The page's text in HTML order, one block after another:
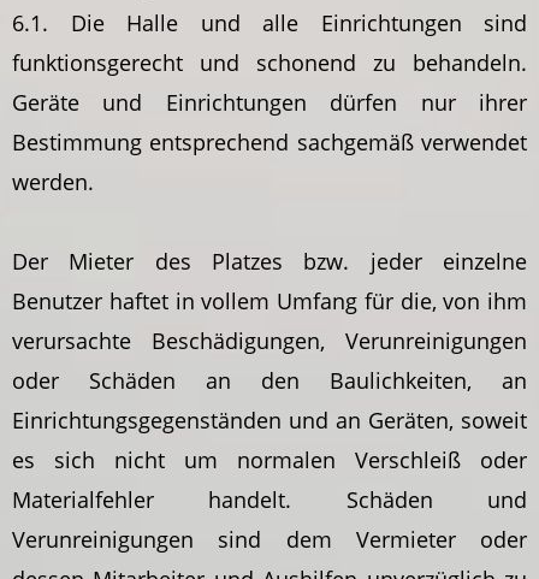
6.1. Die Halle und alle Einrichtungen sind
funktionsgerecht und schonend zu behandeln.
Geräte und Einrichtungen dürfen nur ihrer
Bestimmung entsprechend sachgemäß verwendet
werden.
Der Mieter des Platzes bzw. jeder einzelne
Benutzer haftet in vollem Umfang für die, von ihm
verursachte Beschädigungen, Verunreinigungen
oder Schäden an den Baulichkeiten, an
Einrichtungsgegenständen und an Geräten, soweit
es sich nicht um normalen Verschleiß oder
Materialfehler handelt. Schäden und
Verunreinigungen sind dem Vermieter oder